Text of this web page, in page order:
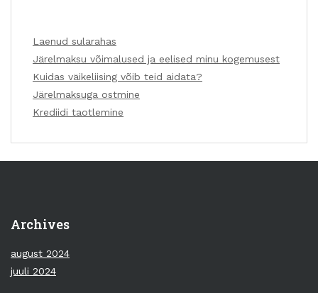
Laenud sularahas
Järelmaksu võimalused ja eelised minu kogemusest
Kuidas väikeliising võib teid aidata?
Järelmaksuga ostmine
Krediidi taotlemine
Archives
august 2024
juuli 2024